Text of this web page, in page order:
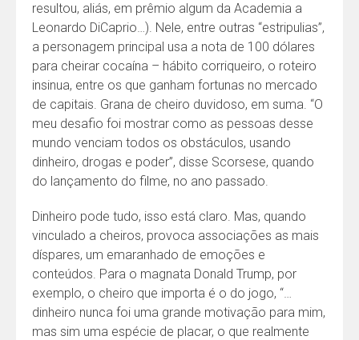
resultou, aliás, em prêmio algum da Academia a
Leonardo DiCaprio…). Nele, entre outras “estripulias”,
a personagem principal usa a nota de 100 dólares
para cheirar cocaína – hábito corriqueiro, o roteiro
insinua, entre os que ganham fortunas no mercado
de capitais. Grana de cheiro duvidoso, em suma. “O
meu desafio foi mostrar como as pessoas desse
mundo venciam todos os obstáculos, usando
dinheiro, drogas e poder”, disse Scorsese, quando
do lançamento do filme, no ano passado.
Dinheiro pode tudo, isso está claro. Mas, quando
vinculado a cheiros, provoca associações as mais
díspares, um emaranhado de emoções e
conteúdos. Para o magnata Donald Trump, por
exemplo, o cheiro que importa é o do jogo, “…
dinheiro nunca foi uma grande motivação para mim,
mas sim uma espécie de placar, o que realmente